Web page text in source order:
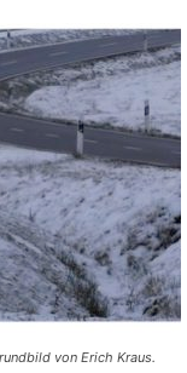
von Erich Kraus.